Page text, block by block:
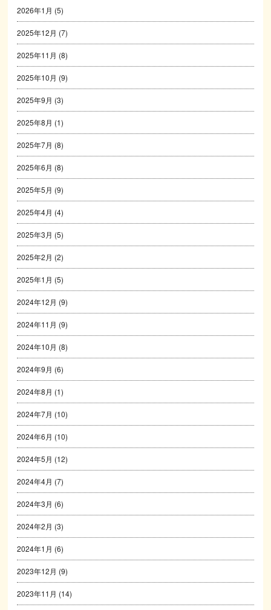
2026年1月 (5)
2025年12月 (7)
2025年11月 (8)
2025年10月 (9)
2025年9月 (3)
2025年8月 (1)
2025年7月 (8)
2025年6月 (8)
2025年5月 (9)
2025年4月 (4)
2025年3月 (5)
2025年2月 (2)
2025年1月 (5)
2024年12月 (9)
2024年11月 (9)
2024年10月 (8)
2024年9月 (6)
2024年8月 (1)
2024年7月 (10)
2024年6月 (10)
2024年5月 (12)
2024年4月 (7)
2024年3月 (6)
2024年2月 (3)
2024年1月 (6)
2023年12月 (9)
2023年11月 (14)